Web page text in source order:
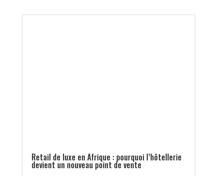
Retail de luxe en Afrique : pourquoi l’hôtellerie
devient un nouveau point de vente